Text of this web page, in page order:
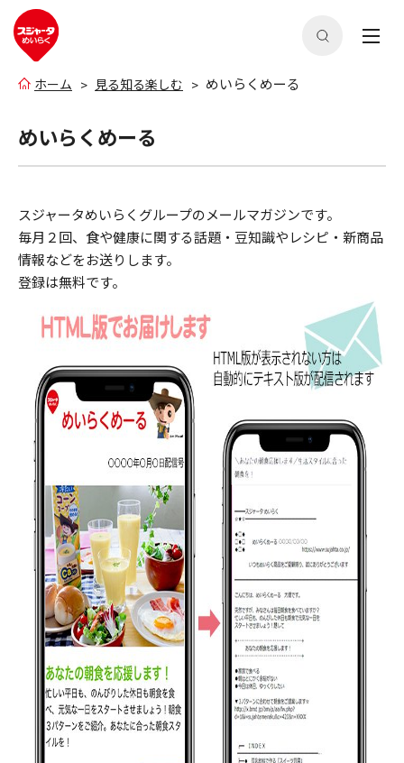
ホーム 見る知る楽しむ めいらくめーる
めいらくめーる
スジャータめいらくグループのメールマガジンです。
毎月２回、食や健康に関する話題・豆知識やレシピ・新商品
情報などをお送りします。
登録は無料です。